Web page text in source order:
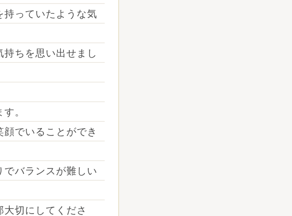
っていたような気
ちを思い出せまし
。
でいることができ
バランスが難しい
切にしてくださ